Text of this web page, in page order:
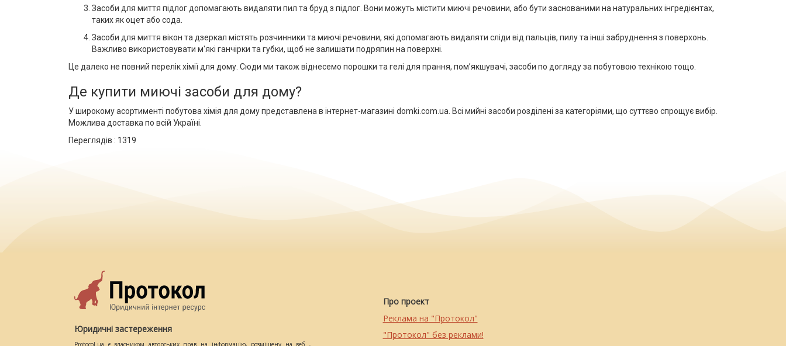
Засоби для миття підлог допомагають видаляти пил та бруд з підлог. Вони можуть містити миючі речовини, або бути заснованими на натуральних інгредієнтах,
таких як оцет або сода.
Засоби для миття вікон та дзеркал містять розчинники та миючі речовини, які допомагають видаляти сліди від пальців, пилу та інші забруднення з поверхонь.
Важливо використовувати м'які ганчірки та губки, щоб не залишати подряпин на поверхні.
Це далеко не повний перелік хімії для дому. Сюди ми також віднесемо порошки та гелі для прання, пом’якшувачі, засоби по догляду за побутовою технікою тощо.
Де купити миючі засоби для дому?
У широкому асортименті побутова хімія для дому представлена в інтернет-магазині domki.com.ua. Всі мийні засоби розділені за категоріями, що суттєво спрощує вибір.
Можлива доставка по всій Україні.
Переглядів : 1319
Юридичні застереження
Protocol.ua є власником авторських прав на інформацію, розміщену на веб -
Про проект
Реклама на "Протокол"
"Протокол" без реклами!